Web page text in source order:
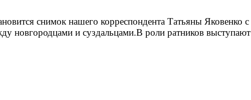
снимок нашего корреспондента Татьяны Яковенко с
новгородцами и суздальцами.В роли ратников выступают